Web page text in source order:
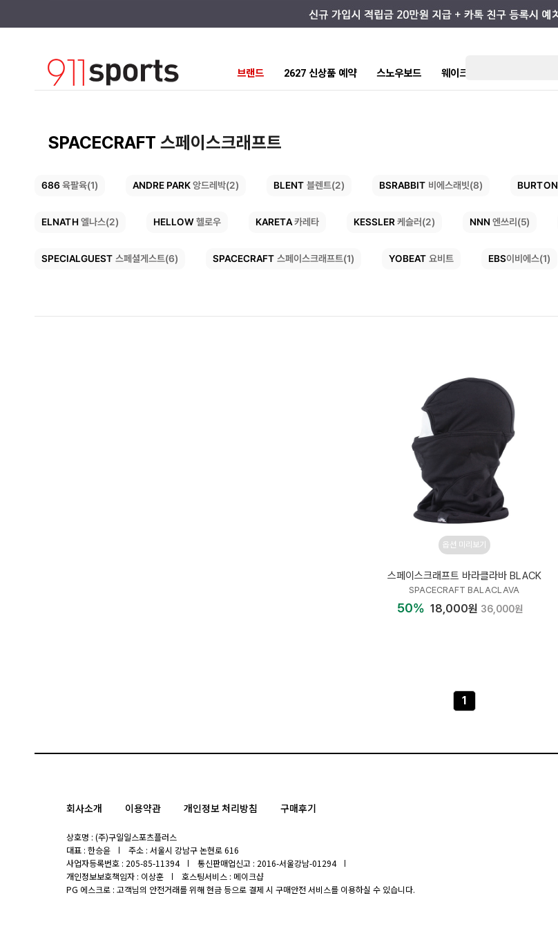
브랜드 2627 신상품 예약 스노우보드 웨이크/서핑
SPACECRAFT 스페이스크래프트
686육팔육(1) ANDRE PARK앙드레박(2) BLENT 블렌트(2) BSRABBIT 비에스래빗(8) BURTON
ELNATH엘나스(2) HELLOW헬로우 KARETA카레타 KESSLER 케슬러(2) NNN 엔쓰리(5)
SPECIALGUEST 스페셜게스트(6) SPACECRAFT 스페이스크래프트(1) YOBEAT 요비트 EBS이비에스(1)
옵션 미리보기
스페이스크래프트 바라클라바 BLACK
SPACECRAFT BALACLAVA
50% 18,000원 36,000원
1
회사소개 이용약관 개인정보 처리방침 구매후기
상호명 : (주)구일일스포츠플러스
대표 : 한승윤
주소 : 서울시 강남구 논현로 616
사업자등록번호 : 205-85-11394
통신판매업신고 : 2016-서울강남-01294
개인정보보호책임자 : 이상훈
호스팅서비스 : 메이크샵
PG 에스크로 : 고객님의 안전거래를 위해 현금 등으로 결제 시 구매안전 서비스를 이용하실 수 있습니다.